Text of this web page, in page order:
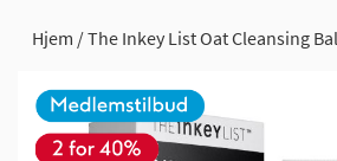
Hjem The Inkey List Oat Cleansing
slutten